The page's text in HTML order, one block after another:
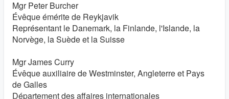
Mgr Peter Burcher
Évêque émérite de Reykjavik
Représentant le Danemark, la Finlande, l'Islande, la
Norvège, la Suède et la Suisse
Mgr James Curry
Évêque auxiliaire de Westminster, Angleterre et Pays
de Galles
Département des affaires internationales